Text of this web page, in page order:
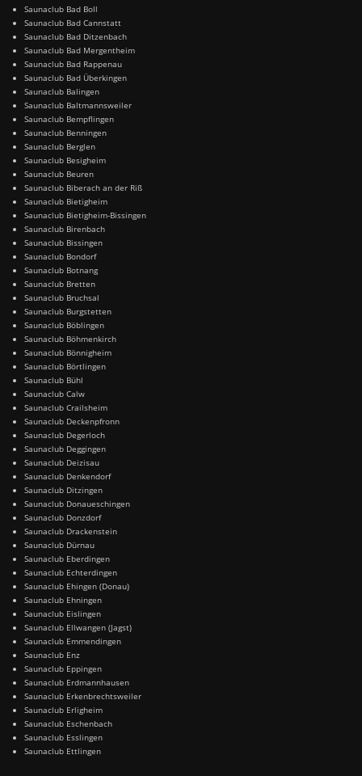
Saunaclub Bad Boll
Saunaclub Bad Cannstatt
Saunaclub Bad Ditzenbach
Saunaclub Bad Mergentheim
Saunaclub Bad Rappenau
Saunaclub Bad Überkingen
Saunaclub Balingen
Saunaclub Baltmannsweiler
Saunaclub Bempflingen
Saunaclub Benningen
Saunaclub Berglen
Saunaclub Besigheim
Saunaclub Beuren
Saunaclub Biberach an der Riß
Saunaclub Bietigheim
Saunaclub Bietigheim-Bissingen
Saunaclub Birenbach
Saunaclub Bissingen
Saunaclub Bondorf
Saunaclub Botnang
Saunaclub Bretten
Saunaclub Bruchsal
Saunaclub Burgstetten
Saunaclub Böblingen
Saunaclub Böhmenkirch
Saunaclub Bönnigheim
Saunaclub Börtlingen
Saunaclub Bühl
Saunaclub Calw
Saunaclub Crailsheim
Saunaclub Deckenpfronn
Saunaclub Degerloch
Saunaclub Deggingen
Saunaclub Deizisau
Saunaclub Denkendorf
Saunaclub Ditzingen
Saunaclub Donaueschingen
Saunaclub Donzdorf
Saunaclub Drackenstein
Saunaclub Dürnau
Saunaclub Eberdingen
Saunaclub Echterdingen
Saunaclub Ehingen (Donau)
Saunaclub Ehningen
Saunaclub Eislingen
Saunaclub Ellwangen (Jagst)
Saunaclub Emmendingen
Saunaclub Enz
Saunaclub Eppingen
Saunaclub Erdmannhausen
Saunaclub Erkenbrechtsweiler
Saunaclub Erligheim
Saunaclub Eschenbach
Saunaclub Esslingen
Saunaclub Ettlingen